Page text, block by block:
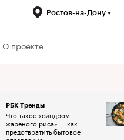
Ростов-на-Дону
О проекте
РБК Тренды
Что такое «синдром
жареного риса» — как
предотвратить бытовое